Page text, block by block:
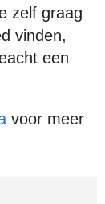
zelf graag
vinden,
een
voor meer